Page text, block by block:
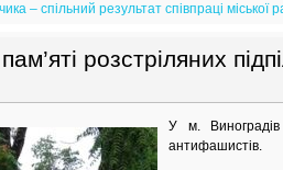
– спільний результат співпраці міської
розстріляних
У м. Виноградів
антифашистів.